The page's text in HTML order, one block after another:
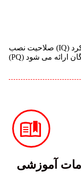
صلاحیت نصب (IQ) و صلاحیت عملکرد (OQ) ، صلاحیت عملکرد
آموزشی